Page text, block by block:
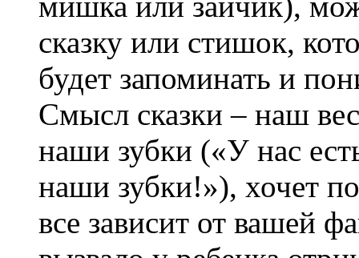
сказку или стишок,
будет запоминать и
Смысл сказки – наш
наши зубки («У нас
наши зубки!»), хочет
все зависит от вашей